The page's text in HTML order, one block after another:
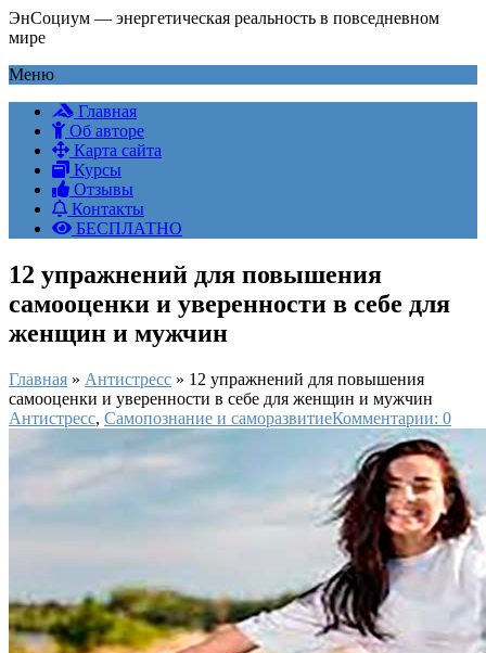
ЭнСоциум — энергетическая реальность в повседневном
мире
Меню
Главная
Об авторе
Карта сайта
Курсы
Отзывы
Контакты
БЕСПЛАТНО
12 упражнений для повышения
самооценки и уверенности в себе для
женщин и мужчин
Главная » Антистресс » 12 упражнений для повышения
самооценки и уверенности в себе для женщин и мужчин
Антистресс, Самопознание и саморазвитиеКомментарии: 0